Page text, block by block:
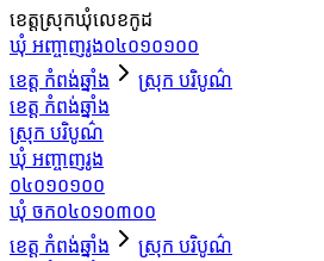
ខេត្តស្រុកឃុំលេខកូដ
ឃុំ អញ្ចាញរូង០៤០១០១០០
ខេត្ត កំពង់ឆ្នាំង
ស្រុក បរិបូណ៌
ខេត្ត កំពង់ឆ្នាំង
ស្រុក បរិបូណ៌
ឃុំ អញ្ចាញរូង
០៤០១០១០០
ឃុំ ចក០៤០១០៣០០
ខេត្ត កំពង់ឆ្នាំង
ស្រុក បរិបូណ៌